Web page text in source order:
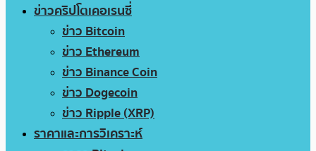
ข่าวคริปโตเคอเรนซี่
ข่าว Bitcoin
ข่าว Ethereum
ข่าว Binance Coin
ข่าว Dogecoin
ข่าว Ripple (XRP)
ราคาและการวิเคราะห์